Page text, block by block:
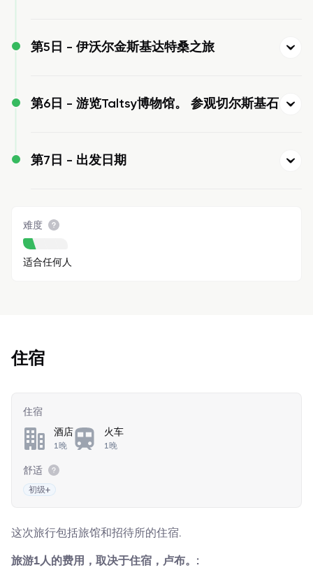
第5日 - 伊沃尔金斯基达特桑之旅
第6日 - 游览Taltsy博物馆。 参观切尔斯基石
第7日 - 出发日期
难度
适合任何人
住宿
住宿
酒店
1晚
火车
1晚
舒适
初级+
这次旅行包括旅馆和招待所的住宿.
旅游1人的费用，取决于住宿，卢布。: